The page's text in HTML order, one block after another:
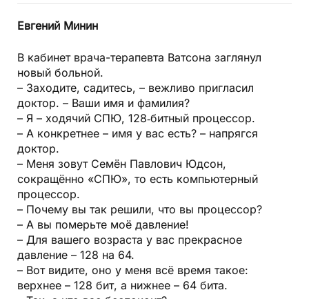
Евгений Минин
В кабинет врача-терапевта Ватсона заглянул
новый больной.
– Заходите, садитесь, – вежливо пригласил
доктор. – Ваши имя и фамилия?
– Я – ходячий СПЮ, 128‑битный процессор.
– А конкретнее – имя у вас есть? – напрягся
доктор.
– Меня зовут Семён Павлович Юдсон,
сокращённо «СПЮ», то есть компьютерный
процессор.
– Почему вы так решили, что вы процессор?
– А вы померьте моё давление!
– Для вашего возраста у вас прекрасное
давление – 128 на 64.
– Вот видите, оно у меня всё время такое:
верхнее – 128 бит, а нижнее – 64 бита.